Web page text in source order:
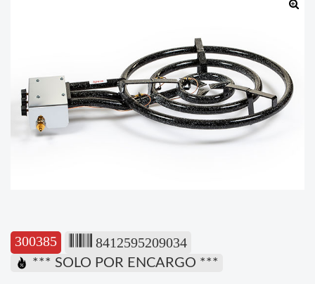
300385 8412595209034
*** SOLO POR ENCARGO ***